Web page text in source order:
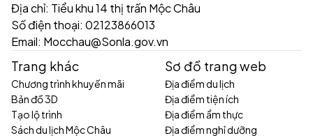
Địa chỉ: Tiểu khu 14 thị trấn Mộc Châu
Số điện thoại: 02123866013
Email: Mocchau@Sonla.gov.vn
Trang khác
Chương trình khuyến mãi
Bản đồ 3D
Tạo lộ trình
Sách du lịch Mộc Châu
Sơ đồ trang web
Địa điểm du lịch
Địa điểm tiện ích
Địa điểm ẩm thực
Địa điểm nghỉ dưỡng